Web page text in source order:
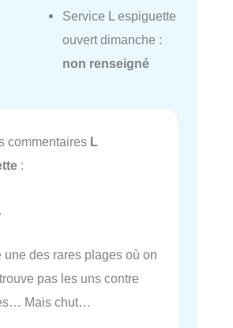
Service L espiguette
ouvert dimanche :
non renseigné
commentaires L
:
une des rares plages où on
pas les uns contre
Mais chut…